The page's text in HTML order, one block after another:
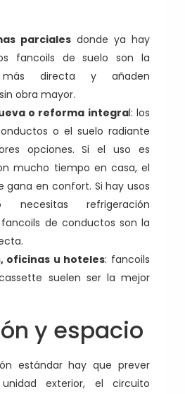
parciales donde ya hay
fancoils de suelo son la
más directa y añaden
obra mayor.
o reforma integral: los
o el suelo radiante
opciones. Si el uso es
mucho tiempo en casa, el
gana en confort. Si hay usos
necesitas refrigeración
de conductos son la
oficinas u hoteles: fancoils
suelen ser la mejor
y espacio
estándar hay que prever
exterior, el circuito